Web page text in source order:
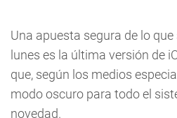
Una apuesta segura de lo
lunes es la última versión de
que, según los medios
modo oscuro para todo el
novedad.